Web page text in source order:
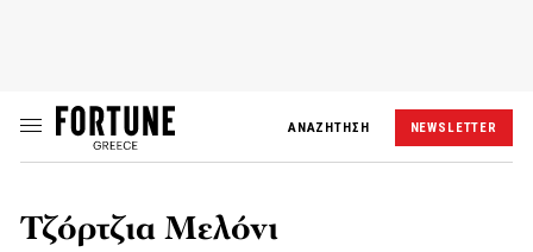
ΑΝΑΖΗΤΗΣΗ NEWSLETTER
Τζόρτζια Μελόνι